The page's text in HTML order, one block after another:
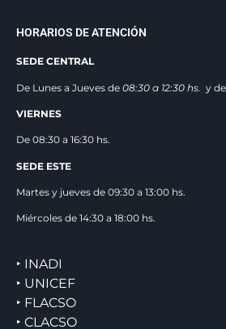
HORARIOS DE ATENCIÓN
SEDE CENTRAL
De Lunes a Jueves de 08:30 a 12:30 hs. y de
VIERNES
De 08:30 a 16:30 hs.
SEDE ESTE
Martes y jueves de 09:30 a 13:00 hs.
Miércoles de 14:30 a 18:00 hs.
‣ INADI
‣ UNICEF
‣ FLACSO
‣ CLACSO